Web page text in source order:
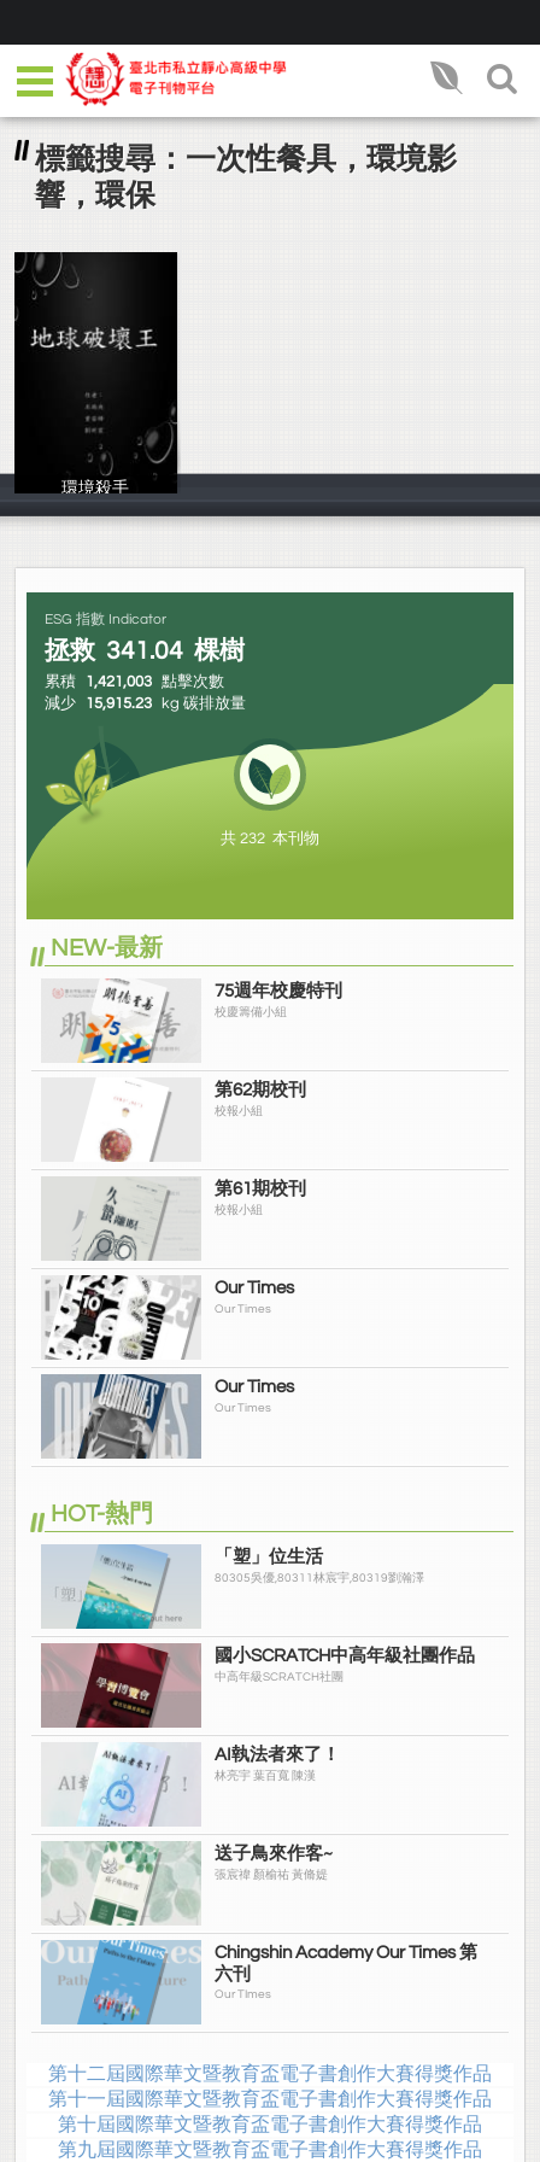
標籤搜尋：一次性餐具，環境影
響，環保
環境殺手
石雨央，曾安締
ESG 指數 Indicator
拯救 341.04 棵樹
累積 1,421,003 點擊次數
減少
15,915.23 kg 碳排放量
共 232 本刊物
NEW-最新
75週年校慶特刊
校慶籌備小組
第62期校刊
校報小組
第61期校刊
校報小組
Our Times
Our Times
Our Times
Our Times
HOT-熱門
「塑」位生活
80305吳優,80311林宸宇,80319劉瀚澤
國小SCRATCH中高年級社團作品
中高年級SCRATCH社團
AI執法者來了！
林亮宇 葉百寬 陳漢
送子鳥來作客~
張宸禕 顏榆祐 黃脩媞
Chingshin Academy Our Times 第
六刊
Our TImes
第十二屆國際華文暨教育盃電子書創作大賽得獎作品
第十一屆國際華文暨教育盃電子書創作大賽得獎作品
第十屆國際華文暨教育盃電子書創作大賽得獎作品
第九屆國際華文暨教育盃電子書創作大賽得獎作品